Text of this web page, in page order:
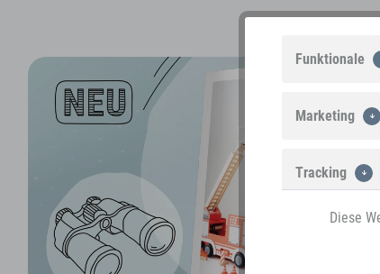
Funktionale
Marketing
Tracking
Diese